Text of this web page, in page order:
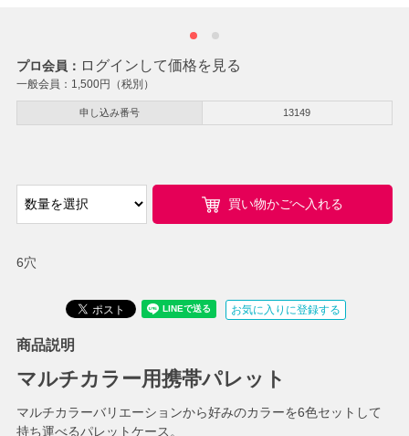
プロ会員： ログインして価格を見る
一般会員： 1,500円（税別）
申し込み番号 13149
6穴
買い物かごへ入れる
お気に入りに登録する
商品説明
マルチカラー用携帯パレット
マルチカラーバリエーションから好みのカラーを6色セットして
持ち運べるパレットケース。